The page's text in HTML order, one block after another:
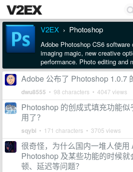
V2EX › Photoshop
Adobe Photoshop CS6
imaging magic, new creative
performance. Photo editing and
Adobe 公布了 Photoshop 1.0.7
dwu8555 • 98 characters • 4047 views
Photoshop 的创成式填充功能
用了？
sqybi • 171 characters • 3705 views
很奇怪，为什么国内一堆人使用
Photoshop 及某些功能的时候
顿、延迟等问题？